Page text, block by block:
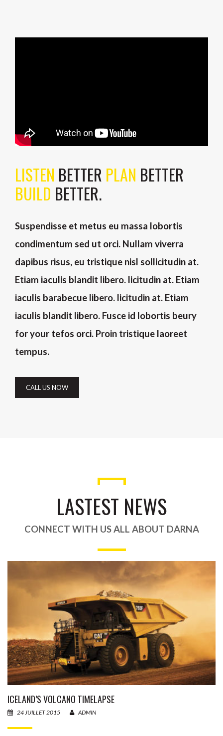
LISTEN BETTER PLAN BETTER
BUILD BETTER.
Suspendisse et metus eu massa lobortis
condimentum sed ut orci. Nullam viverra
dapibus risus, eu tristique nisl sollicitudin at.
Etiam iaculis blandit libero. licitudin at. Etiam
iaculis barabecue libero. licitudin at. Etiam
iaculis blandit libero. Fusce id lobortis beury
for your tefos orci. Proin tristique laoreet
tempus.
CALL US NOW
LASTEST NEWS
CONNECT WITH US ALL ABOUT DARNA
ICELAND’S VOLCANO TIMELAPSE
24 JUILLET 2015 ADMIN